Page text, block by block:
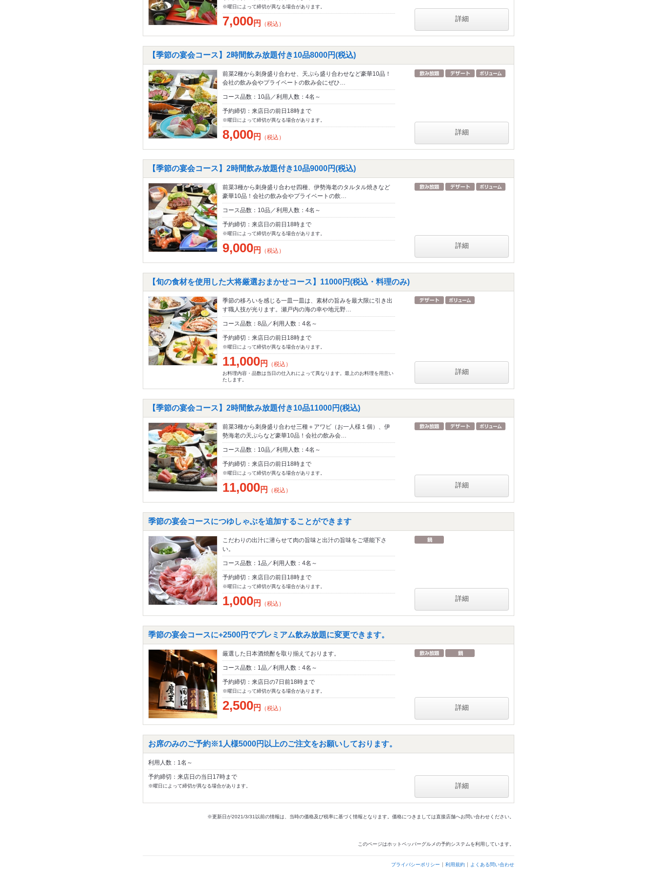
※曜日によって締切が異なる場合があります。
7,000円 （税込）
詳細
【季節の宴会コース】2時間飲み放題付き10品8000円(税込)
前菜2種から刺身盛り合わせ、天ぷら盛り合わせなど豪華10品！
会社の飲み会やプライベートの飲み会にぜひ…
コース品数：10品／利用人数：4名～
予約締切：来店日の前日18時まで
※曜日によって締切が異なる場合があります。
8,000円 （税込）
詳細
【季節の宴会コース】2時間飲み放題付き10品9000円(税込)
前菜3種から刺身盛り合わせ四種、伊勢海老のタルタル焼きなど
豪華10品！会社の飲み会やプライベートの飲…
コース品数：10品／利用人数：4名～
予約締切：来店日の前日18時まで
※曜日によって締切が異なる場合があります。
9,000円 （税込）
詳細
【旬の食材を使用した大将厳選おまかせコース】11000円(税込・料理のみ)
季節の移ろいを感じる一皿一皿は、素材の旨みを最大限に引き出
す職人技が光ります。瀬戸内の海の幸や地元野…
コース品数：8品／利用人数：4名～
予約締切：来店日の前日18時まで
※曜日によって締切が異なる場合があります。
11,000円 （税込）
お料理内容・品数は当日の仕入れによって異なります。最上のお料理を用意い
たします。
詳細
【季節の宴会コース】2時間飲み放題付き10品11000円(税込)
前菜3種から刺身盛り合わせ三種＋アワビ（お一人様１個）、伊
勢海老の天ぷらなど豪華10品！会社の飲み会…
コース品数：10品／利用人数：4名～
予約締切：来店日の前日18時まで
※曜日によって締切が異なる場合があります。
11,000円 （税込）
詳細
季節の宴会コースにつゆしゃぶを追加することができます
こだわりの出汁に潜らせて肉の旨味と出汁の旨味をご堪能下さ
い。
コース品数：1品／利用人数：4名～
予約締切：来店日の前日18時まで
※曜日によって締切が異なる場合があります。
1,000円 （税込）
詳細
季節の宴会コースに+2500円でプレミアム飲み放題に変更できます。
厳選した日本酒焼酎を取り揃えております。
コース品数：1品／利用人数：4名～
予約締切：来店日の7日前18時まで
※曜日によって締切が異なる場合があります。
2,500円 （税込） 詳細
お席のみのご予約※1人様5000円以上のご注文をお願いしております。
利用人数：1名～
予約締切：来店日の当日17時まで
※曜日によって締切が異なる場合があります。 詳細
※更新日が2021/3/31以前の情報は、当時の価格及び税率に基づく情報となります。価格につきましては直接店舗へお問い合わせください。
このページはホットペッパーグルメの予約システムを利用しています。
プライバシーポリシー 利用規約 よくある問い合わせ